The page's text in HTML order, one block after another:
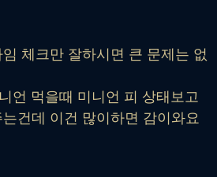
체크만 잘하시면 큰 문제는 없
언 먹을때 미니언 피 상태보고
건데 이건 많이하면 감이와요